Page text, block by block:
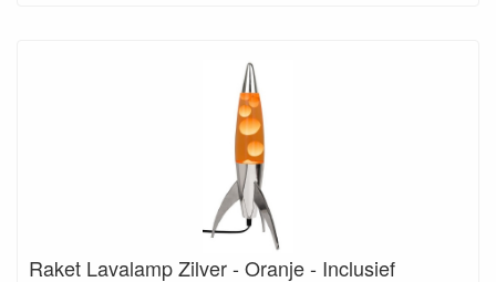
Raket Lavalamp Zilver - Oranje - Inclusief